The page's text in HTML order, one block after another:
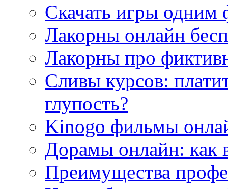
Скачать игры одним
Лакорны онлайн
Лакорны про
Сливы курсов:
глупость?
Kinogo фильмы
Дорамы онлайн: как
Преимущества